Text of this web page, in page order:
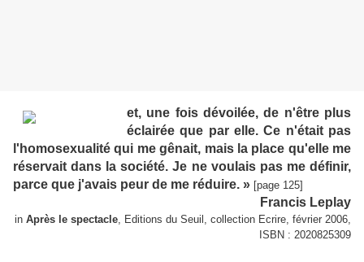
et, une fois dévoilée, de n'être plus
éclairée que par elle. Ce n'était pas
l'homosexualité qui me gênait, mais la place qu'elle me
réservait dans la société. Je ne voulais pas me définir,
parce que j'avais peur de me réduire. » [page 125]
Francis Leplay
in Après le spectacle, Editions du Seuil, collection Ecrire, février 2006,
ISBN : 2020825309